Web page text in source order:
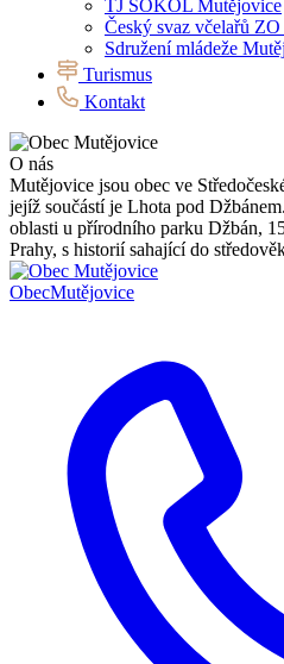
TJ SOKOL Mutějovice
Český svaz včelařů
Sdružení mládeže
Turismus
Kontakt
O nás
Mutějovice jsou obec ve
jejíž součástí je Lhota pod
oblasti u přírodního parku Džbán,
Prahy, s historií sahající do
ObecMutějovice